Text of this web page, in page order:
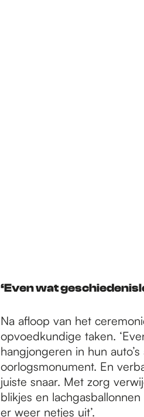
‘Even wat
Na afloop van het
opvoedkundige taken.
hangjongeren in hun
oorlogsmonument. En
juiste snaar. Met zorg
blikjes en
er weer netjes uit’.